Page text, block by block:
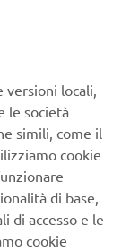
e una
aspetto,
espressione
MT il segmento
di
locali,
le società
simili, come il
cookie
di base,
di accesso e le
cookie